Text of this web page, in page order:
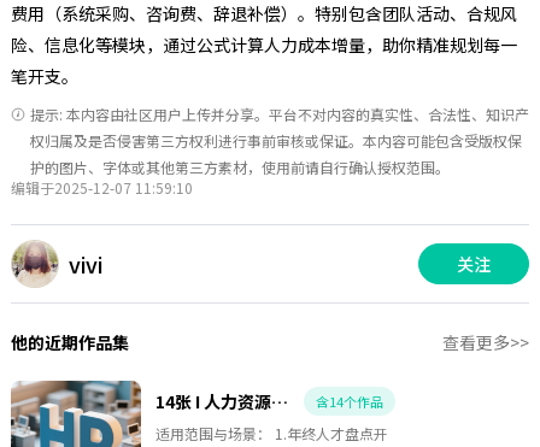
费用（系统采购、咨询费、辞退补偿）。特别包含团队活动、合规风
险、信息化等模块，通过公式计算人力成本增量，助你精准规划每一
笔开支。
提示: 本内容由社区用户上传并分享。平台不对内容的真实性、合法性、知识产
权归属及是否侵害第三方权利进行事前审核或保证。本内容可能包含受版权保
护的图片、字体或其他第三方素材，使用前请自行确认授权范围。
编辑于2025-12-07 11:59:10
vivi 关注
他的近期作品集 查看更多>>
14张 I 人力资源 I 进阶 HR 含14个作品
适用范围与场景： 1.年终人才盘点开